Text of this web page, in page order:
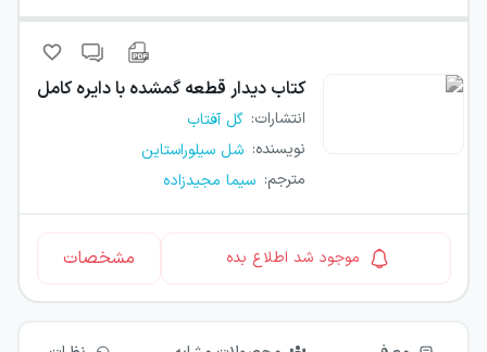
کتاب دیدار قطعه گمشده با دایره کامل
انتشارات: گل آفتاب
نویسنده: شل سیلوراستاین
مترجم: سیما مجیدزاده
موجود شد اطلاع بده مشخصات